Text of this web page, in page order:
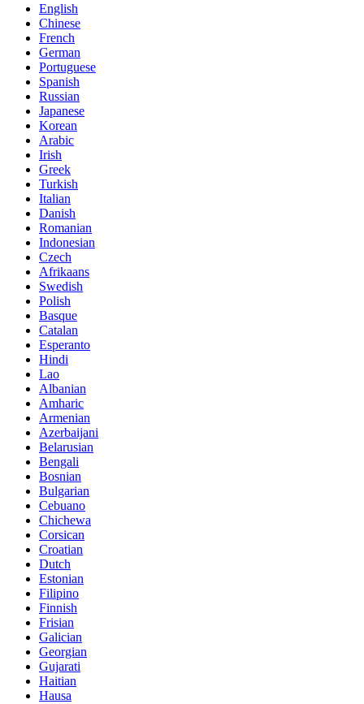
English
Chinese
French
German
Portuguese
Spanish
Russian
Japanese
Korean
Arabic
Irish
Greek
Turkish
Italian
Danish
Romanian
Indonesian
Czech
Afrikaans
Swedish
Polish
Basque
Catalan
Esperanto
Hindi
Lao
Albanian
Amharic
Armenian
Azerbaijani
Belarusian
Bengali
Bosnian
Bulgarian
Cebuano
Chichewa
Corsican
Croatian
Dutch
Estonian
Filipino
Finnish
Frisian
Galician
Georgian
Gujarati
Haitian
Hausa